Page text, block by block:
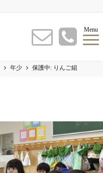
Menu
年少 保護中: りんご組